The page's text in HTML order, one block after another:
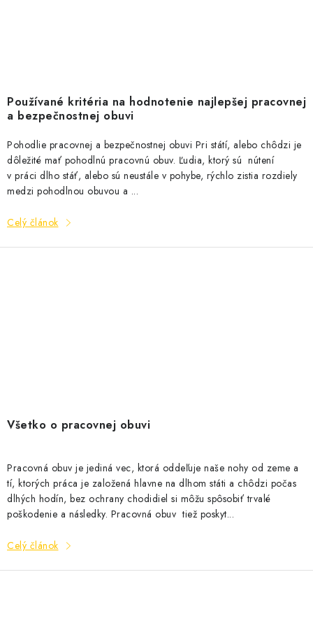
Používané kritéria na hodnotenie najlepšej pracovnej
a bezpečnostnej obuvi
Pohodlie pracovnej a bezpečnostnej obuvi Pri státí, alebo chôdzi je
dôležité mať pohodlnú pracovnú obuv. Ľudia, ktorý sú nútení
v práci dlho stáť, alebo sú neustále v pohybe, rýchlo zistia rozdiely
medzi pohodlnou obuvou a ...
Celý článok
Všetko o pracovnej obuvi
Pracovná obuv je jediná vec, ktorá oddeľuje naše nohy od zeme a
tí, ktorých práca je založená hlavne na dlhom státi a chôdzi počas
dlhých hodín, bez ochrany chodidiel si môžu spôsobiť trvalé
poškodenie a následky. Pracovná obuv tiež poskyt...
Celý článok